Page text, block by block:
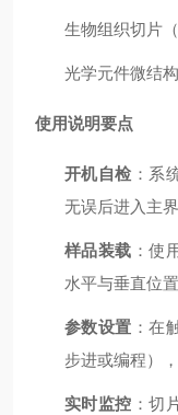
生物组织切片
光学元件微结
使用说明要点
开机自检 ：系
无误后进入主界
样品装载 ：使
水平与垂直位置
参数设置 ：在
步进或编程）
实时监控 ：切